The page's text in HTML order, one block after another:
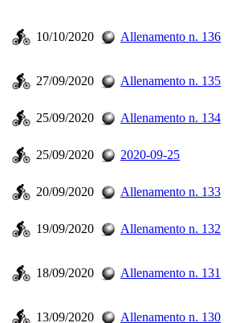
10/10/2020 Allenamento n. 136
27/09/2020 Allenamento n. 135
25/09/2020 Allenamento n. 134
25/09/2020 2020-09-25
20/09/2020 Allenamento n. 133
19/09/2020 Allenamento n. 132
18/09/2020 Allenamento n. 131
13/09/2020 Allenamento n. 130